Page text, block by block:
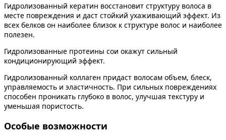
Гидролизованный кератин восстановит структуру волоса в
месте повреждения и даст стойкий ухаживающий эффект. Из
всех белков он наиболее близок к структуре волос и наиболее
полезен.
Гидролизованные протеины сои окажут сильный
кондиционирующий эффект.
Гидролизованный коллаген придаст волосам объем, блеск,
управляемость и эластичность. При сильных повреждениях
способен проникать глубоко в волос, улучшая текстуру и
уменьшая пористость.
Особые возможности